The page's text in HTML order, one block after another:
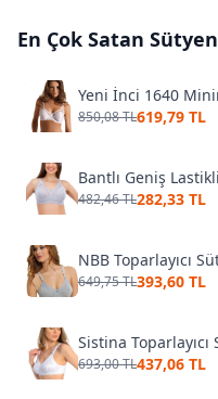
En Çok Satan Sütyen
850,08 TL619,79 TL
482,46 TL282,33 TL
NBB Toparlayıcı
649,75 TL393,60 TL
Sistina Toparlayıcı
693,00 TL437,06 TL